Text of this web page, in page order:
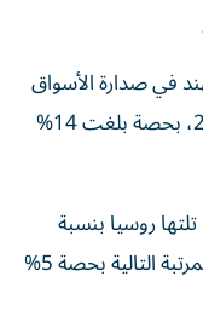
في صدارة الأسواق
المصدرة للسياح إلى الإمارات خلال 2025، بحصة بلغت 14%
المتحدة ثانية بنسبة 9%، تلتها روسيا بنسبة
8%، بينما تقاسمت الصين والسعودية المرتبة التالية بحصة 5%